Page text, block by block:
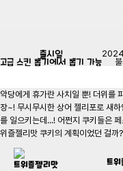
출시일
고급 스킨 뽑기에서 뽑기 가능
악당에게 휴가란 사치일 뿐! 더위를
장~! 무시무시한 상어 젤리포로 새
를 일으키는데...! 어쩐지 쿠키들은
위즐젤리맛 쿠키의 계획이었던 걸
트위